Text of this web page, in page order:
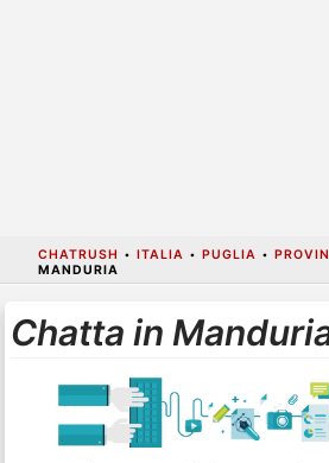
CHATRUSH • ITALIA • PUGLIA •
MANDURIA
Chatta in